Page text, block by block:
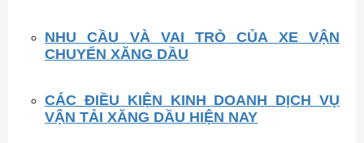
NHU CẦU VÀ VAI TRÒ CỦA XE VẬN
CHUYỂN XĂNG DẦU
CÁC ĐIỀU KIỆN KINH DOANH DỊCH VỤ
VẬN TẢI XĂNG DẦU HIỆN NAY